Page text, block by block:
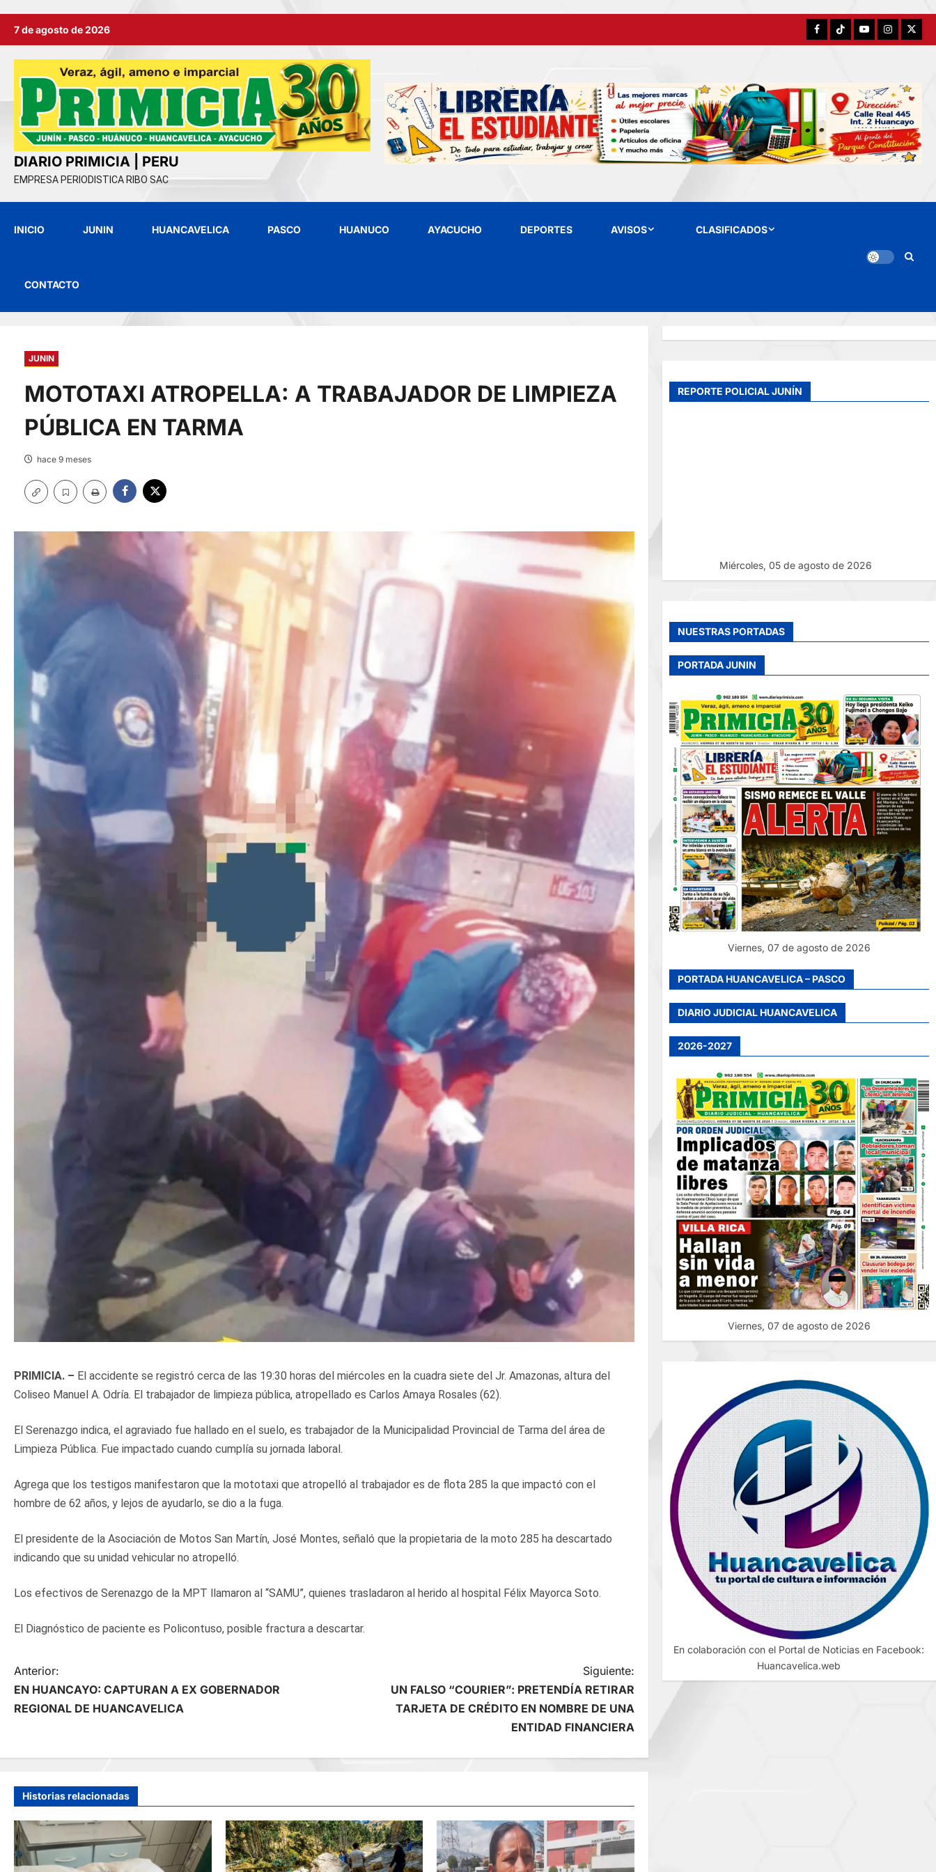
7 de agosto de 2026 FacebookTikTokYouTubeInstagram
X
DIARIO PRIMICIA | PERU
EMPRESA PERIODISTICA RIBO SAC
INICIO JUNIN HUANCAVELICA PASCO HUANUCO AYACUCHO DEPORTES AVISOS CLASIFICADOS
CONTACTO
JUNIN
MOTOTAXI ATROPELLA: A TRABAJADOR DE LIMPIEZA
PÚBLICA EN TARMA
hace 9 meses
PRIMICIA. – El accidente se registró cerca de las 19:30 horas del miércoles en la cuadra siete del Jr. Amazonas, altura del
Coliseo Manuel A. Odría. El trabajador de limpieza pública, atropellado es Carlos Amaya Rosales (62).
El Serenazgo indica, el agraviado fue hallado en el suelo, es trabajador de la Municipalidad Provincial de Tarma del área de
Limpieza Pública. Fue impactado cuando cumplía su jornada laboral.
Agrega que los testigos manifestaron que la mototaxi que atropelló al trabajador es de flota 285 la que impactó con el
hombre de 62 años, y lejos de ayudarlo, se dio a la fuga.
El presidente de la Asociación de Motos San Martín, José Montes, señaló que la propietaria de la moto 285 ha descartado
indicando que su unidad vehicular no atropelló.
Los efectivos de Serenazgo de la MPT llamaron al “SAMU”, quienes trasladaron al herido al hospital Félix Mayorca Soto.
El Diagnóstico de paciente es Policontuso, posible fractura a descartar.
N
a
g
a
c
Anterior:
EN HUANCAYO: CAPTURAN A EX GOBERNADOR
REGIONAL DE HUANCAVELICA
Siguiente:
UN FALSO “COURIER”: PRETENDÍA RETIRAR
TARJETA DE CRÉDITO EN NOMBRE DE UNA
ENTIDAD FINANCIERA
Historias relacionadas
REPORTE POLICIAL JUNÍN
Miércoles, 05 de agosto de 2026
NUESTRAS PORTADAS
PORTADA JUNIN
Viernes, 07 de agosto de 2026
PORTADA HUANCAVELICA – PASCO
DIARIO JUDICIAL HUANCAVELICA
2026-2027
Viernes, 07 de agosto de 2026
En colaboración con el Portal de Noticias en Facebook:
Huancavelica.web